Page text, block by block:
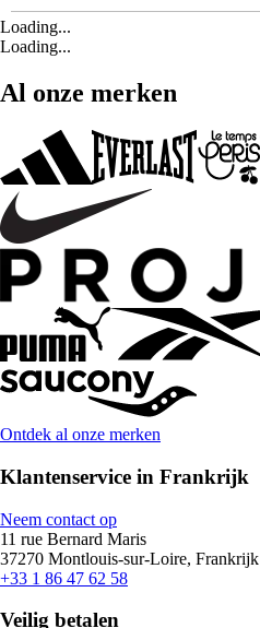
Loading...
Loading...
Al onze merken
Ontdek al onze merken
Klantenservice in Frankrijk
Neem contact op
11 rue Bernard Maris
37270 Montlouis-sur-Loire, Frankrijk
+33 1 86 47 62 58
Veilig betalen